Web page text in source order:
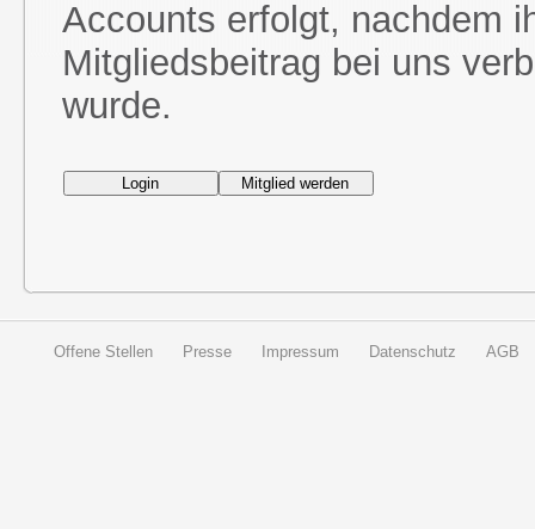
Accounts erfolgt, nachdem
Mitgliedsbeitrag bei uns
wurde.
Offene Stellen Presse Impressum Datenschutz AGB